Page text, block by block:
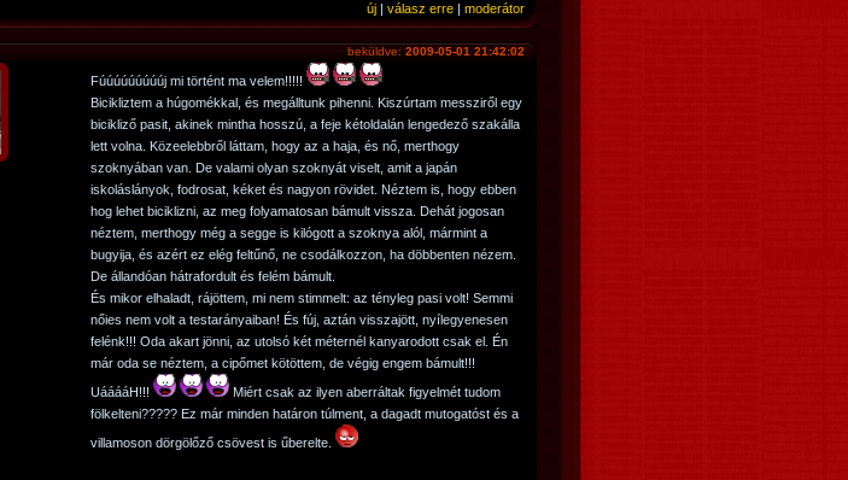
új | válasz erre | moderátor
beküldve: 2009-05-01 21:42:02
Fúúúúúúúúúj mi történt ma velem!!!!!
Bicikliztem a húgomékkal, és megálltunk pihenni. Kiszúrtam messziről egy
bicikliző pasit, akinek mintha hosszú, a feje kétoldalán lengedező szakálla
lett volna. Közeelebbről láttam, hogy az a haja, és nő, merthogy
szoknyában van. De valami olyan szoknyát viselt, amit a japán
iskoláslányok, fodrosat, kéket és nagyon rövidet. Néztem is, hogy ebben
hog lehet biciklizni, az meg folyamatosan bámult vissza. Dehát jogosan
néztem, merthogy még a segge is kilógott a szoknya alól, mármint a
bugyija, és azért ez elég feltűnő, ne csodálkozzon, ha döbbenten nézem.
De állandóan hátrafordult és felém bámult.
És mikor elhaladt, rájöttem, mi nem stimmelt: az tényleg pasi volt! Semmi
nőies nem volt a testarányaiban! És fúj, aztán visszajött, nyílegyenesen
felénk!!! Oda akart jönni, az utolsó két méternél kanyarodott csak el. Én
már oda se néztem, a cipőmet kötöttem, de végig engem bámult!!!
UááááH!!!
Miért csak az ilyen aberráltak figyelmét tudom
fölkelteni????? Ez már minden határon túlment, a dagadt mutogatóst és a
villamoson dörgölőző csövest is űberelte.